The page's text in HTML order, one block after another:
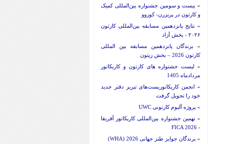
» بیست و سومین جشنواره بین‌المللی کمیک
و کارتون در پریزرن- کوزوو
» نتایج پانزدهمین مسابقه بین‌المللی کارتون
۲۰۲۶ - بخش آزاد
» برندگان پانزدهمین مسابقه بین المللی
کارتون 2026 – بخش زیتون
» لیست جشنواره های کارتون و کاریکاتور
مردادماه 1405
» انجمن کاریکاتوریست‌های تبریز دفتر جدید
خود را تحویل گرفت
» پروژه آلبوم کارتونی UWC
» نهمین جشنواره بین‌المللی کاریکاتور آفریقا
- FICA 2026
» برندگان جوایز طنز جهانی 2026 (WHA)